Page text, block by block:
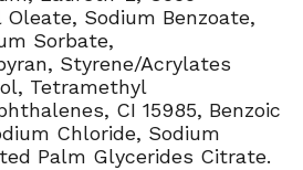
Sodium Benzoate,
Sorbate,
Styrene/Acrylates
Tetramethyl
CI 15985, Benzoic
Chloride, Sodium
Palm Glycerides Citrate.